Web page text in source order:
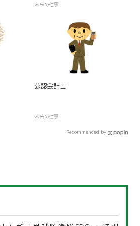
未来の仕事
公認会計士
未来の仕事
Recommended by